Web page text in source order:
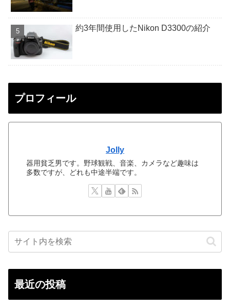
約3年間使用したNikon D3300の紹介
プロフィール
Jolly
器用貧乏男です。野球観戦、音楽、カメラなど趣味は
多数ですが、どれも中途半端です。
最近の投稿